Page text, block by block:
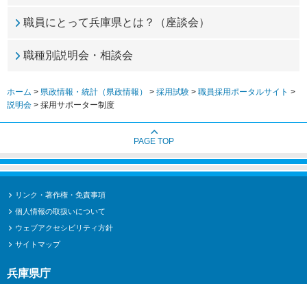
職員にとって兵庫県とは？（座談会）
職種別説明会・相談会
ホーム > 県政情報・統計（県政情報） > 採用試験 > 職員採用ポータルサイト >
説明会 > 採用サポーター制度
PAGE TOP
リンク・著作権・免責事項
個人情報の取扱いについて
ウェブアクセシビリティ方針
サイトマップ
兵庫県庁